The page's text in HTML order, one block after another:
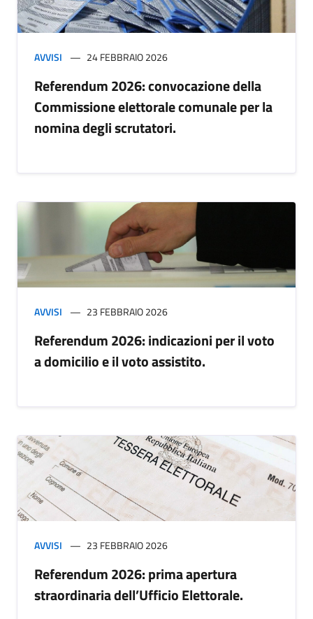
AVVISI 24 FEBBRAIO 2026
Referendum 2026: convocazione della
Commissione elettorale comunale per la
nomina degli scrutatori.
AVVISI 23 FEBBRAIO 2026
Referendum 2026: indicazioni per il voto
a domicilio e il voto assistito.
AVVISI 23 FEBBRAIO 2026
Referendum 2026: prima apertura
straordinaria dell’Ufficio Elettorale.